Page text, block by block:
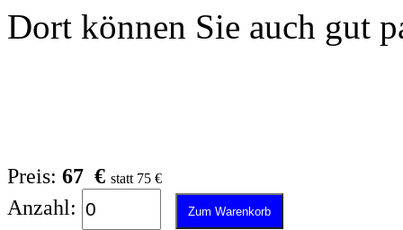
Dort können Sie auch gut
Preis: 67 € statt 75 €
Anzahl: